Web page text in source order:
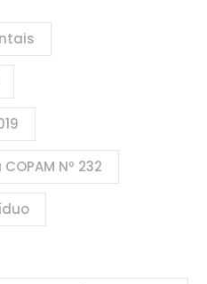
Nº 232